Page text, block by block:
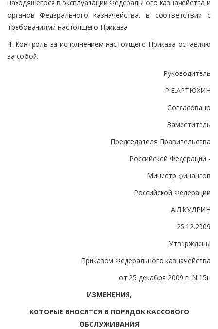
находящегося в эксплуатации Федерального казначейства и
органов Федерального казначейства, в соответствии с
требованиями настоящего Приказа.
4. Контроль за исполнением настоящего Приказа оставляю
за собой.
Руководитель
Р.Е.АРТЮХИН
Согласовано
Заместитель
Председателя Правительства
Российской Федерации -
Министр финансов
Российской Федерации
А.Л.КУДРИН
25.12.2009
Утверждены
Приказом Федерального казначейства
от 25 декабря 2009 г. N 15н
ИЗМЕНЕНИЯ,
КОТОРЫЕ ВНОСЯТСЯ В ПОРЯДОК КАССОВОГО
ОБСЛУЖИВАНИЯ